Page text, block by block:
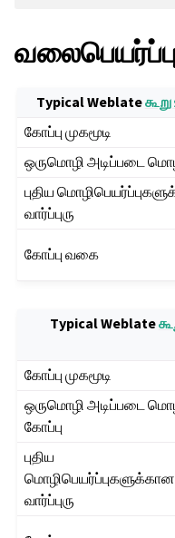
Typical Weblate
கோப்பு முகமூடி
ஒருமொழி அடிப்படை
புதிய
வார்ப்புரு
கோப்பு வகை
Typical Weblate
கோப்பு முகமூடி
ஒருமொழி அடிப்படை
கோப்பு
புதிய
மொழிபெயர்ப்புகளுக்கான
வார்ப்புரு